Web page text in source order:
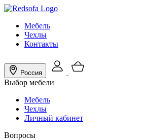
Мебель
Чехлы
Контакты
Россия
Выбор мебели
Мебель
Чехлы
Личный кабинет
Вопросы